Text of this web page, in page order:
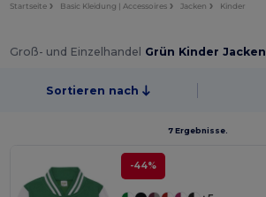
Startseite Basic Kleidung | Accessoires Jacken Kinder
Groß- und Einzelhandel Grün Kinder Jacken
Sortieren nach
7 Ergebnisse.
-44%